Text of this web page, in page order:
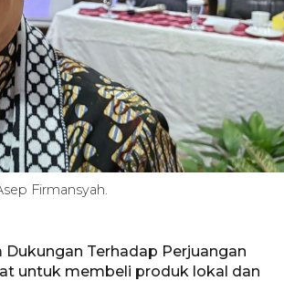
Firmansyah.
Terhadap Perjuangan
untuk membeli produk lokal dan